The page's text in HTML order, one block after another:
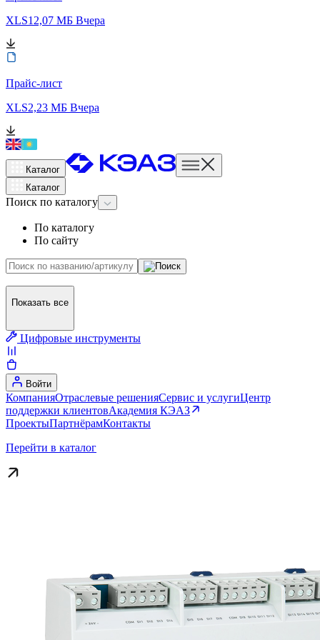
XLS12,07 МБ Вчера
Прайс-лист
XLS2,23 МБ Вчера
Каталог
Каталог
Поиск по каталогу
По каталогу
По сайту
Показать все
Цифровые инструменты
Войти
КомпанияОтраслевые решенияСервис и услугиЦентр
поддержки клиентовАкадемия КЭАЗ
ПроектыПартнёрамКонтакты
Перейти в каталог